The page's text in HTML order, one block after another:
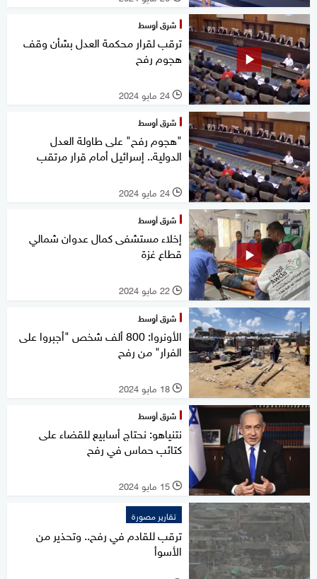
شرق أوسط
ترقب لقرار محكمة العدل بشأن وقف
هجوم رفح
l 24 مايو 2024
شرق أوسط
"هجوم رفح" على طاولة العدل
الدولية.. إسرائيل أمام قرار مرتقب
l 24 مايو 2024
شرق أوسط
إخلاء مستشفى كمال عدوان شمالي
قطاع غزة
l 22 مايو 2024
شرق أوسط
الأونروا: 800 ألف شخص "أجبروا على
الفرار" من رفح
l 18 مايو 2024
شرق أوسط
نتنياهو: نحتاج أسابيع للقضاء على
كتائب حماس في رفح
l 15 مايو 2024
تقارير مصورة
ترقب للقادم في رفح.. وتحذير من
الأسوأ